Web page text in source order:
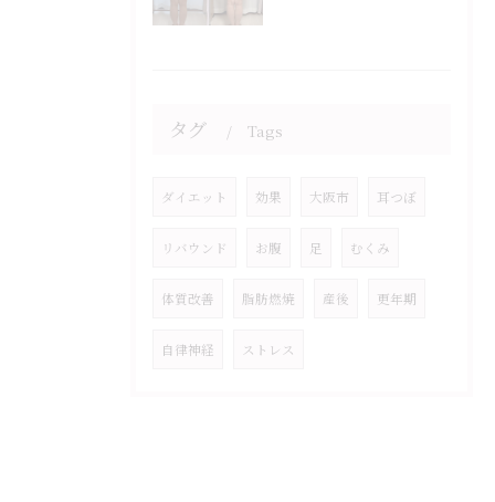
タグ Tags
ダイエット 効果 大阪市 耳つぼ
リバウンド お腹 足 むくみ
体質改善 脂肪燃焼 産後 更年期
自律神経 ストレス